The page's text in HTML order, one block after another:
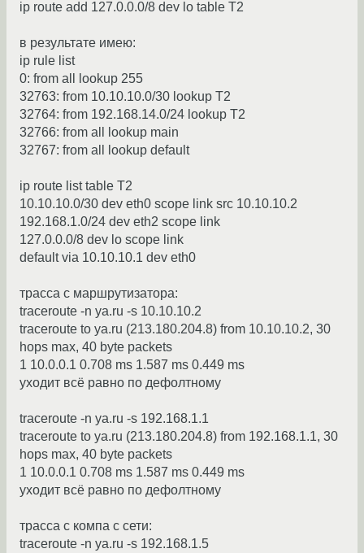
ip route add 127.0.0.0/8 dev lo table T2
в результате имею:
ip rule list
0: from all lookup 255
32763: from 10.10.10.0/30 lookup T2
32764: from 192.168.14.0/24 lookup T2
32766: from all lookup main
32767: from all lookup default
ip route list table T2
10.10.10.0/30 dev eth0 scope link src 10.10.10.2
192.168.1.0/24 dev eth2 scope link
127.0.0.0/8 dev lo scope link
default via 10.10.10.1 dev eth0
трасса с маршрутизатора:
traceroute -n ya.ru -s 10.10.10.2
traceroute to ya.ru (213.180.204.8) from 10.10.10.2, 30
hops max, 40 byte packets
1 10.0.0.1 0.708 ms 1.587 ms 0.449 ms
уходит всё равно по дефолтному
traceroute -n ya.ru -s 192.168.1.1
traceroute to ya.ru (213.180.204.8) from 192.168.1.1, 30
hops max, 40 byte packets
1 10.0.0.1 0.708 ms 1.587 ms 0.449 ms
уходит всё равно по дефолтному
трасса с компа с сети:
traceroute -n ya.ru -s 192.168.1.5